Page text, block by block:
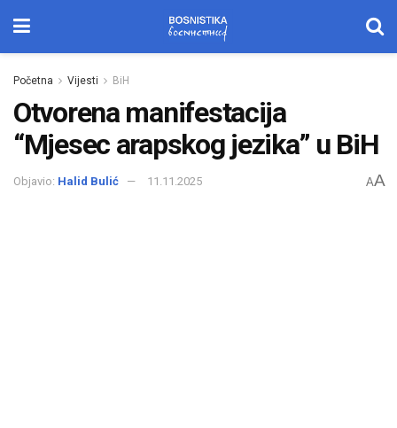
Početna Vijesti BiH
Otvorena manifestacija
“Mjesec arapskog jezika” u BiH
Objavio: Halid Bulić 11.11.2025 AA